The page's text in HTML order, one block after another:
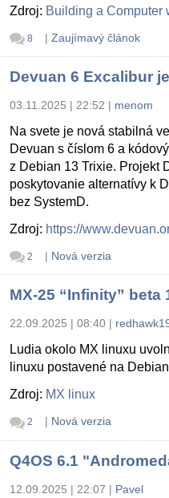
Zdroj: Building a Computer
8 | Zaujímavý článok
Devuan 6 Excalibur
03.11.2025 | 22:52 | menom
Na svete je nová stabilná
Devuan s číslom 6 a
z Debian 13 Trixie. Projekt
poskytovanie alternatívy k
bez SystemD.
Zdroj: https://
2 | Nová verzia
MX-25 “Infinity” beta
22.09.2025 | 08:40 |
Ludia okolo MX linuxu
linuxu postavené na
Zdroj: MX linux
2 | Nová verzia
Q4OS 6.1
12.09.2025 | 22:07 | Pavel